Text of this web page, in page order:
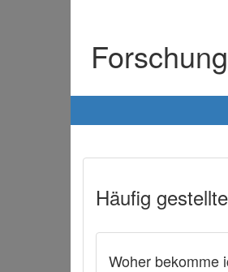
Häufig
Woher bekomme